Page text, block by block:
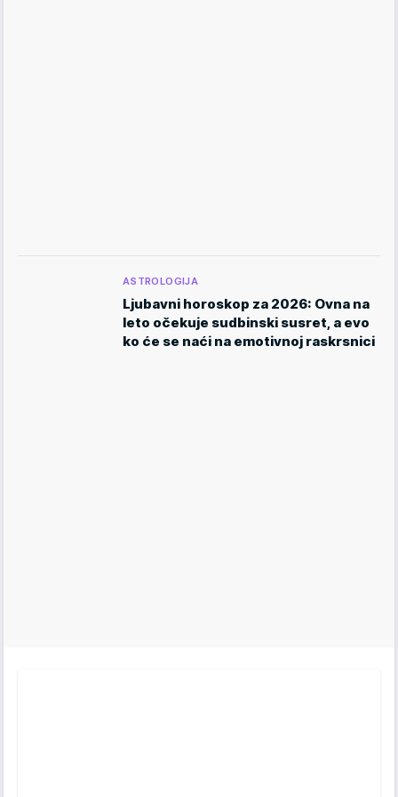
ASTROLOGIJA
Ljubavni horoskop za 2026: Ovna na
leto očekuje sudbinski susret, a evo
ko će se naći na emotivnoj raskrsnici